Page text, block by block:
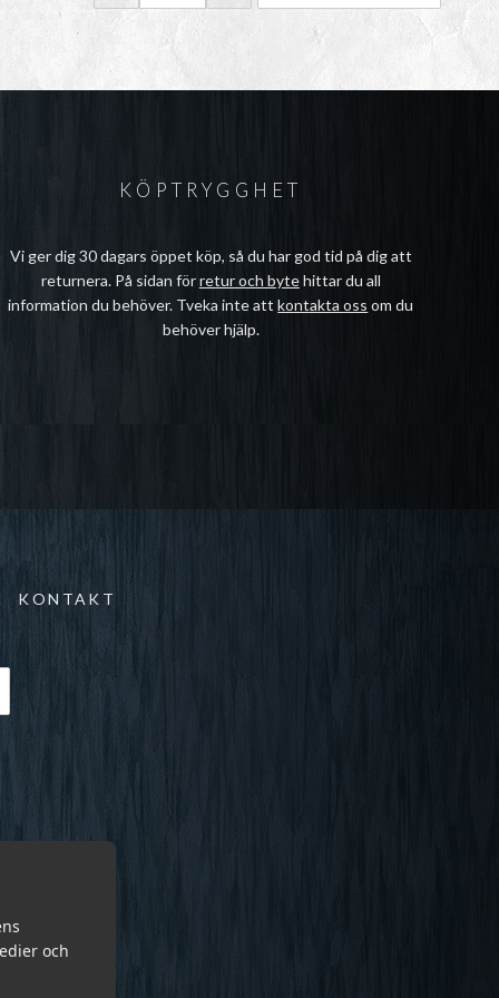
och
KÖPTRYGGHET
Vi ger dig 30 dagars öppet köp, så du har god tid på dig att
returnera. På sidan förretur och bytehittar du all
information du behöver. Tveka inte attkontakta oss om du
behöver hjälp.
KONTAKT